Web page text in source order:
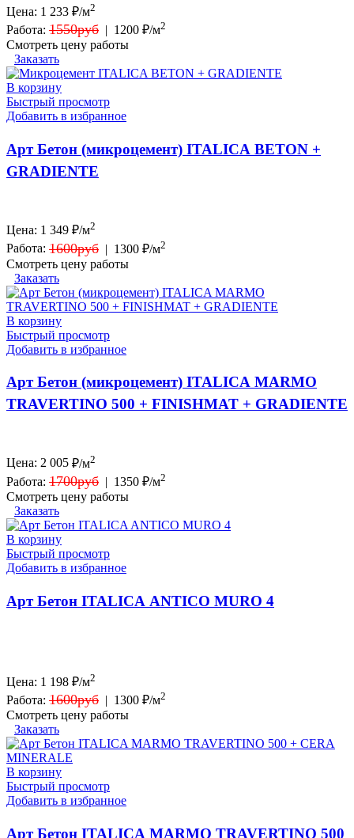
Цена: 1 233 ₽/м2
Работа: 1550руб | 1200 ₽/м2
Смотреть цену работы
Заказать
В корзину
Быстрый просмотр
Добавить в избранное
Арт Бетон (микроцемент) ITALICA BETON +
GRADIENTE
Цена: 1 349 ₽/м2
Работа: 1600руб | 1300 ₽/м2
Смотреть цену работы
Заказать
В корзину
Быстрый просмотр
Добавить в избранное
Арт Бетон (микроцемент) ITALICA MARMO
TRAVERTINO 500 + FINISHMAT + GRADIENTE
Цена: 2 005 ₽/м2
Работа: 1700руб | 1350 ₽/м2
Смотреть цену работы
Заказать
В корзину
Быстрый просмотр
Добавить в избранное
Арт Бетон ITALICA ANTICO MURO 4
Цена: 1 198 ₽/м2
Работа: 1600руб | 1300 ₽/м2
Смотреть цену работы
Заказать
В корзину
Быстрый просмотр
Добавить в избранное
Арт Бетон ITALICA MARMO TRAVERTINO 500